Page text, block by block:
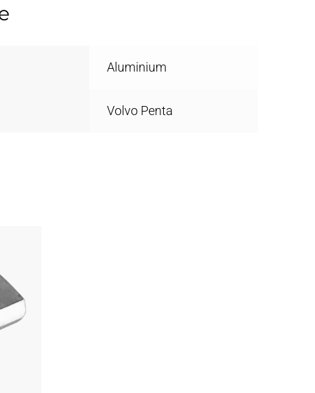
Aluminium
Volvo Penta